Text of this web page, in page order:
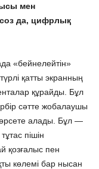
мен
соз да, цифрлық
«бейнелейтін»
қатты экранның
құрайды. Бұл
сәтте жобалаушы
көрсете алады. Бұл —
пішін
қозғалыс пен
көлемі бар нысан